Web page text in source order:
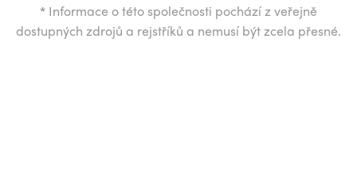
* Informace o této společnosti pochází z veřejně
dostupných zdrojů a rejstříků a nemusí být zcela přesné.